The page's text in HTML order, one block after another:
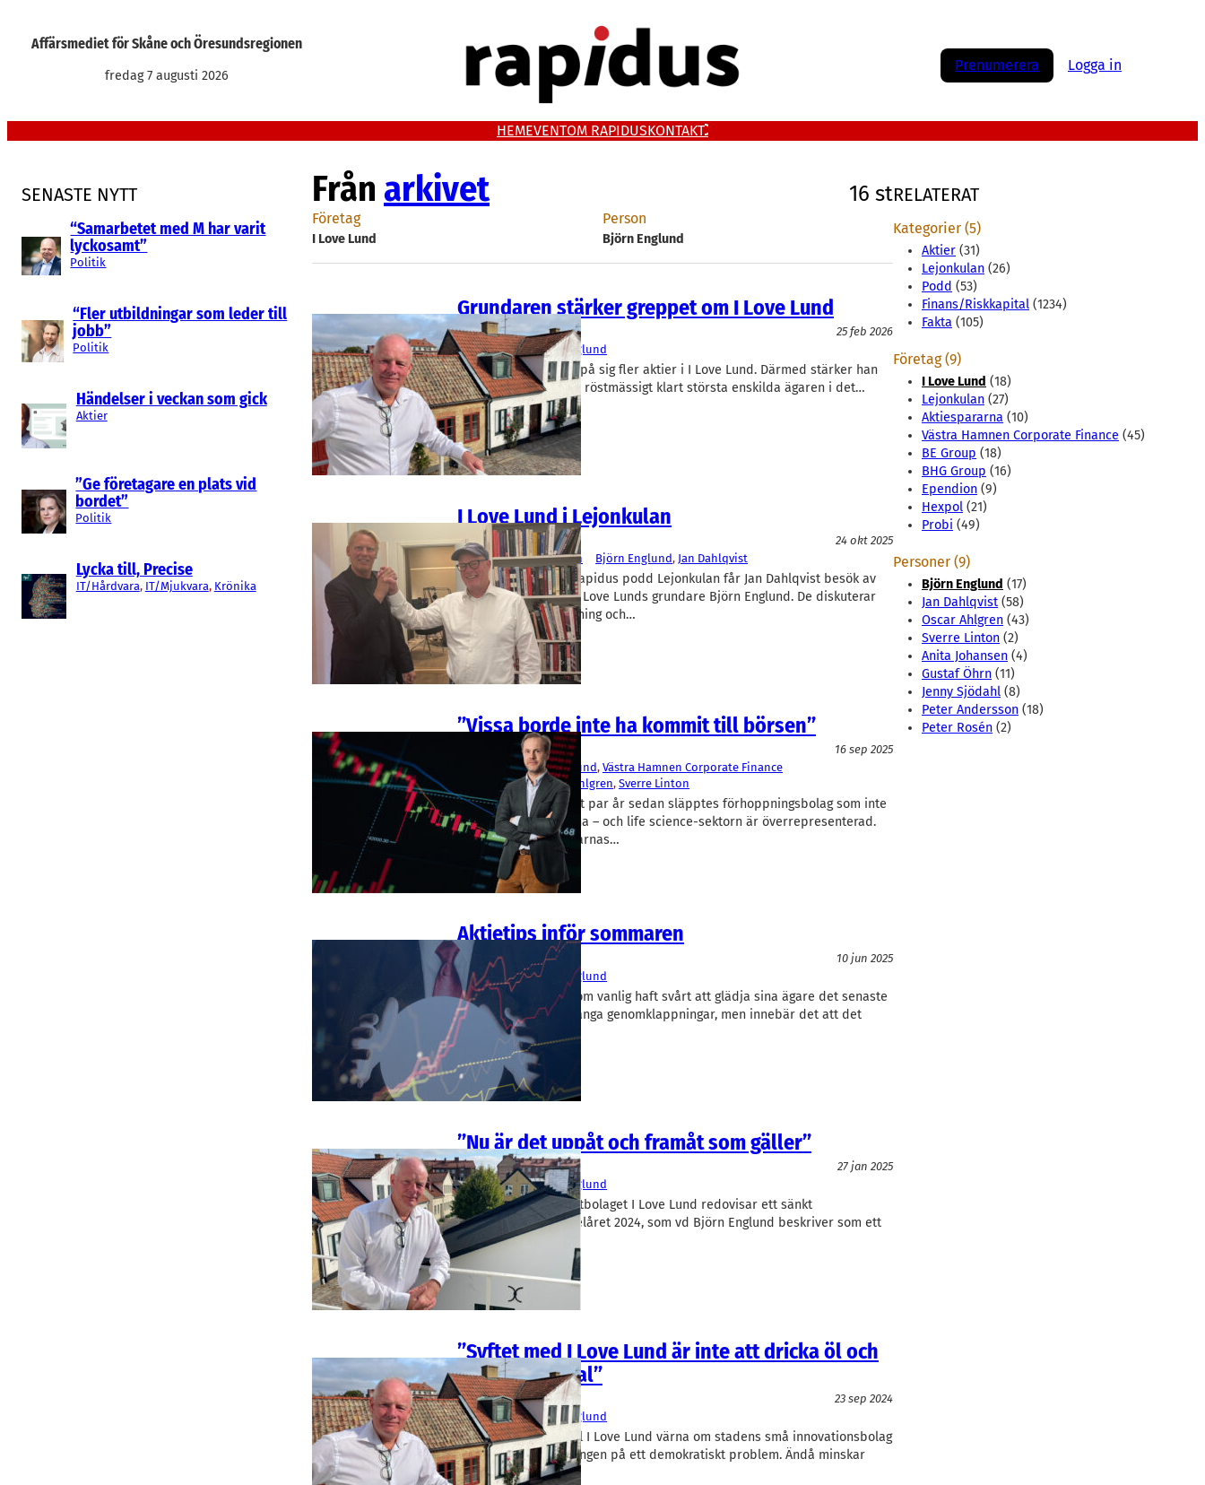
Affärsmediet för Skåne och Öresundsregionen
fredag 7 augusti 2026
Prenumerera Logga in
HEMEVENTOM RAPIDUSKONTAKT
SENASTE NYTT
“Samarbetet med M har varit
lyckosamt”
Politik
“Fler utbildningar som leder till
jobb”
Politik
Händelser i veckan som gick
Aktier
”Ge företagare en plats vid
bordet”
Politik
Lycka till, Precise
IT/Hårdvara, IT/Mjukvara, Krönika
Från arkivet 16 st
Företag
I Love Lund
Person
Björn Englund
Grundaren stärker greppet om I Love Lund
Aktier
25 feb 2026
I Love Lund
Björn Englund
Björn Englund köper på sig fler aktier i I Love Lund. Därmed stärker han
sin ställning som den röstmässigt klart största enskilda ägaren i det…
I Love Lund i Lejonkulan
Lejonkulan Podd
24 okt 2025
I Love Lund, Lejonkulan Björn Englund, Jan Dahlqvist
I ett nytt avsnitt av Rapidus podd Lejonkulan får Jan Dahlqvist besök av
investeringsbolaget I Love Lunds grundare Björn Englund. De diskuterar
investeringar, avkastning och…
”Vissa borde inte ha kommit till börsen”
Finans/Riskkapital
16 sep 2025
Aktiespararna, I Love Lund, Västra Hamnen Corporate Finance
Björn Englund, Oscar Ahlgren, Sverre Linton
I noteringsyran för ett par år sedan släpptes förhoppningsbolag som inte
var redo in på listorna – och life science-sektorn är överrepresenterad.
Det menar Aktiespararnas…
Aktietips inför sommaren
Finans/Riskkapital
10 jun 2025
I Love Lund
Björn Englund
Skånska aktier har som vanlig haft svårt att glädja sina ägare det senaste
året. Det har varit många genomklappningar, men innebär det att det
finns…
”Nu är det uppåt och framåt som gäller”
Finans/Riskkapital
27 jan 2025
I Love Lund
Björn Englund
Det lokala investmentbolaget I Love Lund redovisar ett sänkt
substansvärde för helåret 2024, som vd Björn Englund beskriver som ett
svårt år. Men i år…
”Syftet med I Love Lund är inte att dricka öl och
köpa Alfa Laval”
Finans/Riskkapital
23 sep 2024
I Love Lund
Björn Englund
Med lokalt kapital vill I Love Lund värna om stadens små innovationsbolag
och ser sig som lösningen på ett demokratiskt problem. Ändå minskar
andelen onoterat…
RELATERAT
Kategorier (5)
Aktier (31)
Lejonkulan (26)
Podd (53)
Finans/Riskkapital (1234)
Fakta (105)
Företag (9)
I Love Lund (18)
Lejonkulan (27)
Aktiespararna (10)
Västra Hamnen Corporate Finance (45)
BE Group (18)
BHG Group (16)
Ependion (9)
Hexpol (21)
Probi (49)
Personer (9)
Björn Englund (17)
Jan Dahlqvist (58)
Oscar Ahlgren (43)
Sverre Linton (2)
Anita Johansen (4)
Gustaf Öhrn (11)
Jenny Sjödahl (8)
Peter Andersson (18)
Peter Rosén (2)